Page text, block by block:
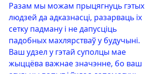
Разам мы можам прыцягнуць гэтых
людзей да адказнасці, разарваць іх
сетку падману і не дапусціць
падобных махлярстваў у будучыні.
Ваш удзел у гэтай суполцы мае
жыццёва важнае значэнне, бо ваш